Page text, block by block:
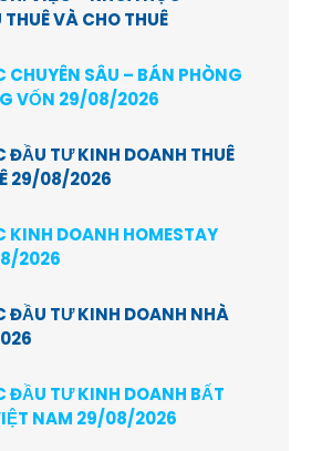
VÀ CHO THUÊ
CHUYÊN SÂU – BÁN PHÒNG
VỐN 29/08/2026
ĐẦU TƯ KINH DOANH THUÊ
29/08/2026
KINH DOANH HOMESTAY
2026
ĐẦU TƯ KINH DOANH NHÀ
ĐẦU TƯ KINH DOANH BẤT
NAM 29/08/2026